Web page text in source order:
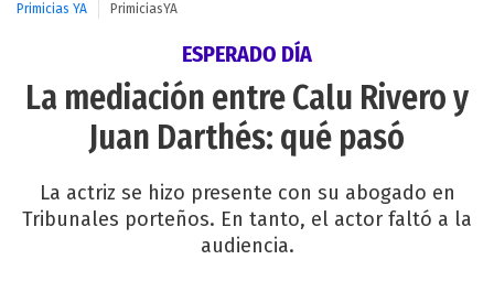
Primicias YA PrimiciasYA
ESPERADO DÍA
La mediación entre Calu Rivero y
Juan Darthés: qué pasó
La actriz se hizo presente con su abogado en
Tribunales porteños. En tanto, el actor faltó a la
audiencia.